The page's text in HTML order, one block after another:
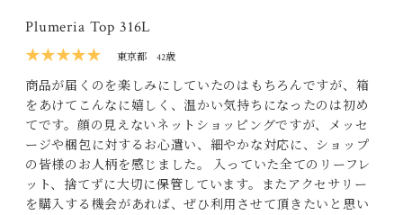
Plumeria Top 316L
★★★★★
東京都 42歳
商品が届くのを楽しみにしていたのはもちろんですが、箱
をあけてこんなに嬉しく、温かい気持ちになったのは初め
てです。顔の見えないネットショッピングですが、メッセ
ージや梱包に対するお心遣い、細やかな対応に、ショップ
の皆様のお人柄を感じました。 入っていた全てのリーフレ
ット、捨てずに大切に保管しています。またアクセサリー
を購入する機会があれば、ぜひ利用させて頂きたいと思い